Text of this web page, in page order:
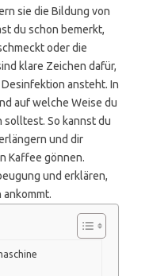
sie die Bildung von
du schon bemerkt,
oder die
klare Zeichen dafür,
ansteht. In
auf welche Weise du
solltest. So kannst du
und dir
Kaffee gönnen.
und erklären,